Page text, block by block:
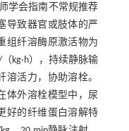
学会指南不常规推荐
导致器官或肢体的严
组纤溶酶原激活物为
kg·h），持续静脉输
溶活力，协助溶栓。
体外溶栓模型中，尿
好的纤维蛋白溶解特